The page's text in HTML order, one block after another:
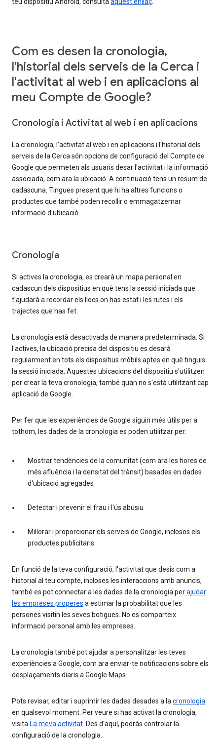
teu dispositiu Android, consultaaquest enllaç.
Com es desen la cronologia,
l'historial dels serveis de la Cerca i
l'activitat al web i en aplicacions al
meu Compte de Google?
Cronologia i Activitat al web i en aplicacions
La cronologia, l'activitat al web i en aplicacions i l'historial dels
serveis de la Cerca són opcions de configuració del Compte de
Google que permeten als usuaris desar l'activitat i la informació
associada, com ara la ubicació. A continuació tens un resum de
cadascuna. Tingues present que hi ha altres funcions o
productes que també poden recollir o emmagatzemar
informació d'ubicació.
Cronologia
Si actives la cronologia, es crearà un mapa personal en
cadascun dels dispositius en què tens la sessió iniciada que
t'ajudarà a recordar els llocs on has estat i les rutes i els
trajectes que has fet.
La cronologia està desactivada de manera predeterminada. Si
l'actives, la ubicació precisa del dispositiu es desarà
regularment en tots els dispositius mòbils aptes en què tinguis
la sessió iniciada. Aquestes ubicacions del dispositiu s'utilitzen
per crear la teva cronologia, també quan no s'està utilitzant cap
aplicació de Google.
Per fer que les experiències de Google siguin més útils per a
tothom, les dades de la cronologia es poden utilitzar per:
Mostrar tendències de la comunitat (com ara les hores de
més afluència i la densitat del trànsit) basades en dades
d'ubicació agregades
Detectar i prevenir el frau i l'ús abusiu
Millorar i proporcionar els serveis de Google, inclosos els
productes publicitaris
En funció de la teva configuració, l'activitat que desis com a
historial al teu compte, incloses les interaccions amb anuncis,
també es pot connectar a les dades de la cronologia perajudar
les empreses properes a estimar la probabilitat que les
persones visitin les seves botigues. No es comparteix
informació personal amb les empreses.
La cronologia també pot ajudar a personalitzar les teves
experiències a Google, com ara enviar-te notificacions sobre els
desplaçaments diaris a Google Maps.
Pots revisar, editar i suprimir les dades desades a lacronologia
en qualsevol moment. Per veure si has activat la cronologia,
visita La meva activitat. Des d'aquí, podràs controlar la
configuració de la cronologia.